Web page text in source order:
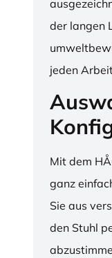
der langen
jeden
Mit dem
ganz
Sie aus
den Stuhl